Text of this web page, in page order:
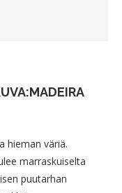
hieman väriä.
marraskuiselta
puutarhan